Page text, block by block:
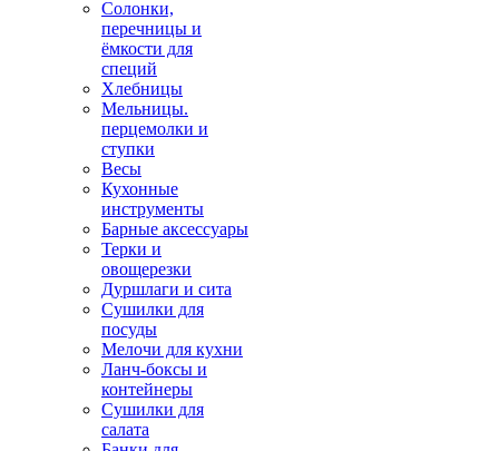
Солонки,
перечницы и
ёмкости для
специй
Хлебницы
Мельницы.
перцемолки и
ступки
Весы
Кухонные
инструменты
Барные аксессуары
Терки и
овощерезки
Дуршлаги и сита
Сушилки для
посуды
Мелочи для кухни
Ланч-боксы и
контейнеры
Сушилки для
салата